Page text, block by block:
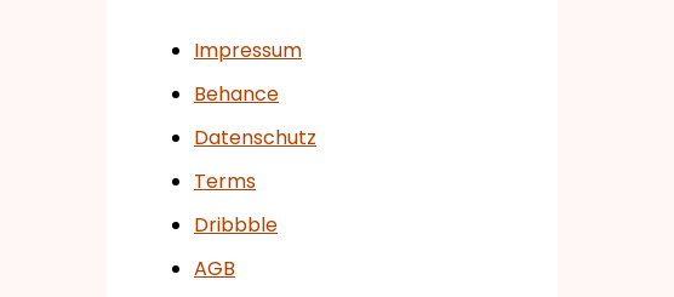
Impressum
Behance
Datenschutz
Terms
Dribbble
AGB